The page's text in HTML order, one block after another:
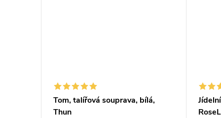
Tom, talířová souprava, bílá,
Thun